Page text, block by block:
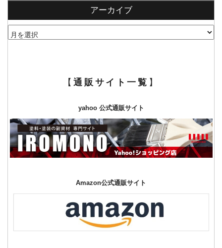
アーカイブ
ア
【通販サイト一覧 】
yahoo 公式通販サイト
Amazon公式通販サイト